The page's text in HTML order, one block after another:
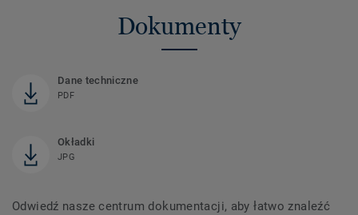
Dokumenty
Dane techniczne
PDF
Okładki
JPG
Odwiedź nasze centrum dokumentacji, aby łatwo znaleźć